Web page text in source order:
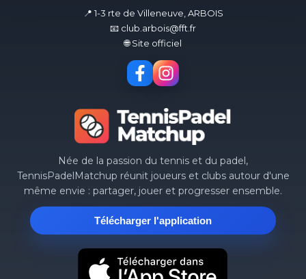
📍 1-3 rte de Villeneuve, ARBOIS
📧 club.arbois@fft.fr
🌐 Site officiel
Née de la passion du tennis et du padel,
TennisPadelMatchup réunit joueurs et clubs autour d'une
même envie : partager, jouer et progresser ensemble.
Télécharger l'application